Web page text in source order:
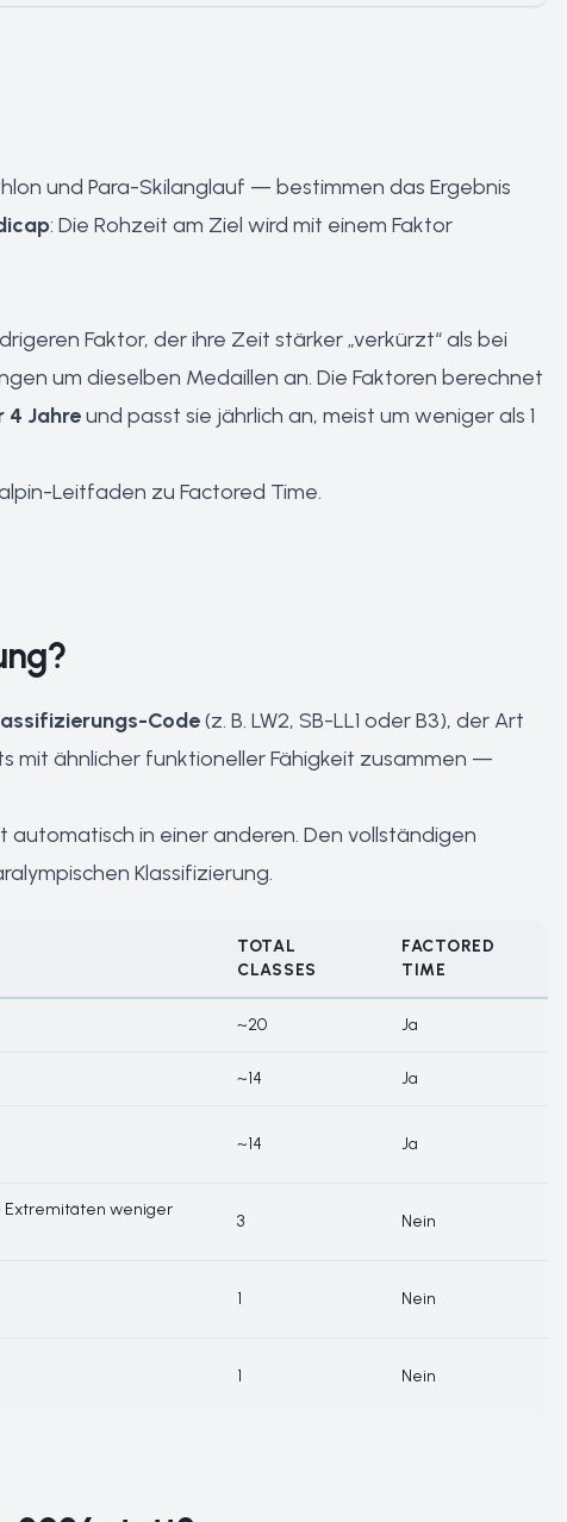
und Para-Skilanglauf — bestimmen das Ergebnis
: Die Rohzeit am Ziel wird mit einem Faktor
Faktor, der ihre Zeit stärker „verkürzt“ als bei
um dieselben Medaillen an. Die Faktoren berechnet
4 Jahreund passt sie jährlich an, meist um weniger als 1
Leitfaden zu Factored Time.
Code(z. B. LW2, SB-LL1 oder B3), der Art
mit ähnlicher funktioneller Fähigkeit zusammen —
automatisch in einer anderen. Den vollständigen
Klassifizierung.
TOTAL
CLASSES
FACTORED
TIME
~20 Ja
~14 Ja
~14 Ja
Extremitäten weniger
3 Nein
1 Nein
1 Nein